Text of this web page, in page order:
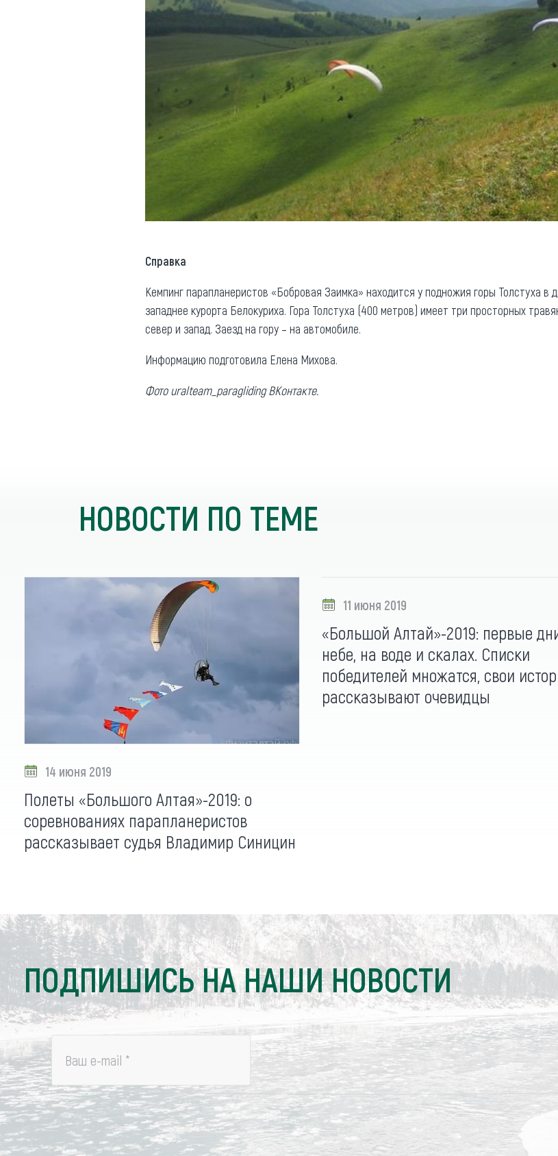
Справка
Кемпинг парапланеристов «Бобровая Заимка» находится у подножия горы Толстуха в
западнее курорта Белокуриха. Гора Толстуха (400 метров) имеет три просторных
север и запад. Заезд на гору – на автомобиле.
Информацию подготовила Елена Михова.
Фото uralteam_paragliding ВКонтакте.
НОВОСТИ ПО ТЕМЕ
14 июня 2019
Полеты «Большого Алтая»-2019: о
соревнованиях парапланеристов
рассказывает судья Владимир Синицин
11 июня 2019
«Большой Алтай»-2019: первые
небе, на воде и скалах. Списки
победителей множатся, свои
рассказывают очевидцы
ПОДПИШИСЬ НА НАШИ НОВОСТИ
Ваш e-mail *